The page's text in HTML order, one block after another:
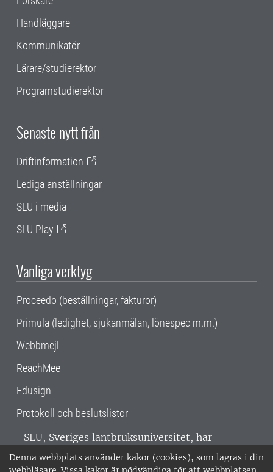
Denna webbplats använder kakor (cookies), som lagras i din
Handläggare
Kommunikatör
Lärare/studierektor
Programstudierektor
Senaste nytt från
Driftinformation
Lediga anställningar
SLU i media
SLU Play
Vanliga verktyg
Proceedo (beställningar, fakturor)
Primula (ledighet, sjukanmälan, lönespec m.m.)
Webbmejl
ReachMee
Edusign
Protokoll och beslutslistor
SLU, Sveriges lantbruksuniversitet, har
verksamhet över hela Sverige. Huvudorter är
Alnarp, Uppsala och Umeå.SLU är